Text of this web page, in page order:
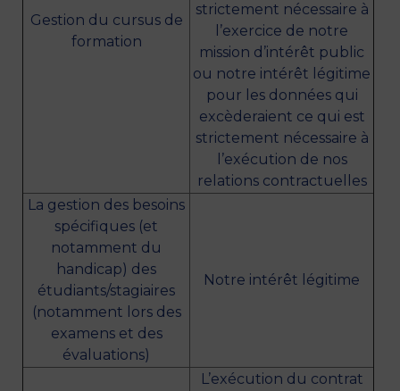
Gestion du cursus de
formation
strictement nécessaire à
l’exercice de notre
mission d’intérêt public
ou notre intérêt légitime
pour les données qui
excèderaient ce qui est
strictement nécessaire à
l’exécution de nos
relations contractuelles
La gestion des besoins
spécifiques (et
notamment du
handicap) des
étudiants/stagiaires
(notamment lors des
examens et des
évaluations)
Notre intérêt légitime
L’exécution du contrat